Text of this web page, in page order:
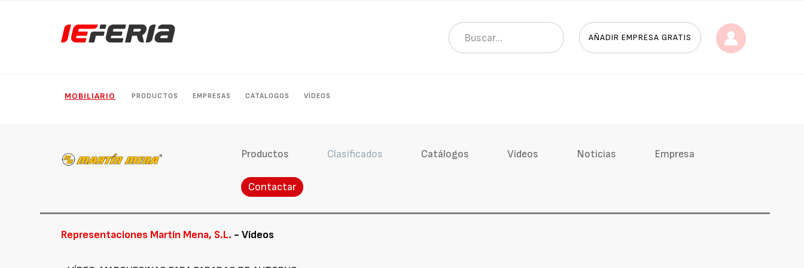
AÑADIR EMPRESA GRATIS
MOBILIARIO PRODUCTOS EMPRESAS CATÁLOGOS VÍDEOS
Productos Clasificados Catálogos Vídeos Noticias Empresa
Contactar
Representaciones Martín Mena, S.L. - Vídeos